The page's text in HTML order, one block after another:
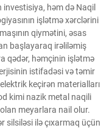
həm də Naqil
işlətmə xərclərini
qiymətini, əsas
başlayaraq irəliləmiş
qədər, həmçinin işlətmə
istifadəsi və təmir
keçirən materialları
kimi nazik metal naqili
meyarlara nail olur.
silsiləsi ilə çıxarmaq üçün